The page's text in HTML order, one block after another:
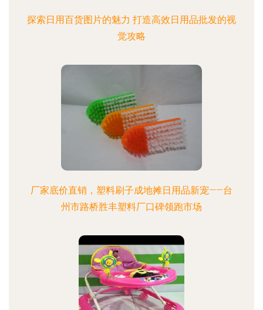
探索日用百货图片的魅力 打造高效日用品批发的视
觉攻略
厂家底价直销，塑料刷子成地摊日用品新宠——台
州市路桥胜丰塑料厂口碑领跑市场